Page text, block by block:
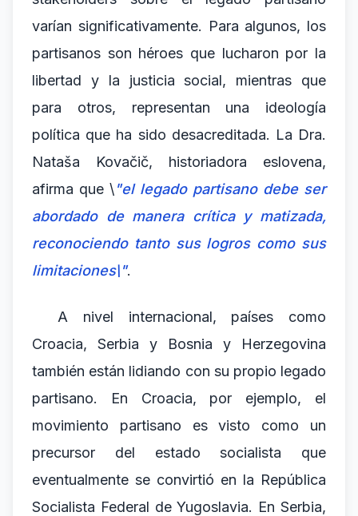
varían significativamente. Para algunos, los
partisanos son héroes que lucharon por la
libertad y la justicia social, mientras que
para otros, representan una ideología
política que ha sido desacreditada. La Dra.
Nataša Kovačič, historiadora eslovena,
afirma que \"el legado partisano debe ser
abordado de manera crítica y matizada,
reconociendo tanto sus logros como sus
limitaciones\".
A nivel internacional, países como
Croacia, Serbia y Bosnia y Herzegovina
también están lidiando con su propio legado
partisano. En Croacia, por ejemplo, el
movimiento partisano es visto como un
precursor del estado socialista que
eventualmente se convirtió en la República
Socialista Federal de Yugoslavia. En Serbia,